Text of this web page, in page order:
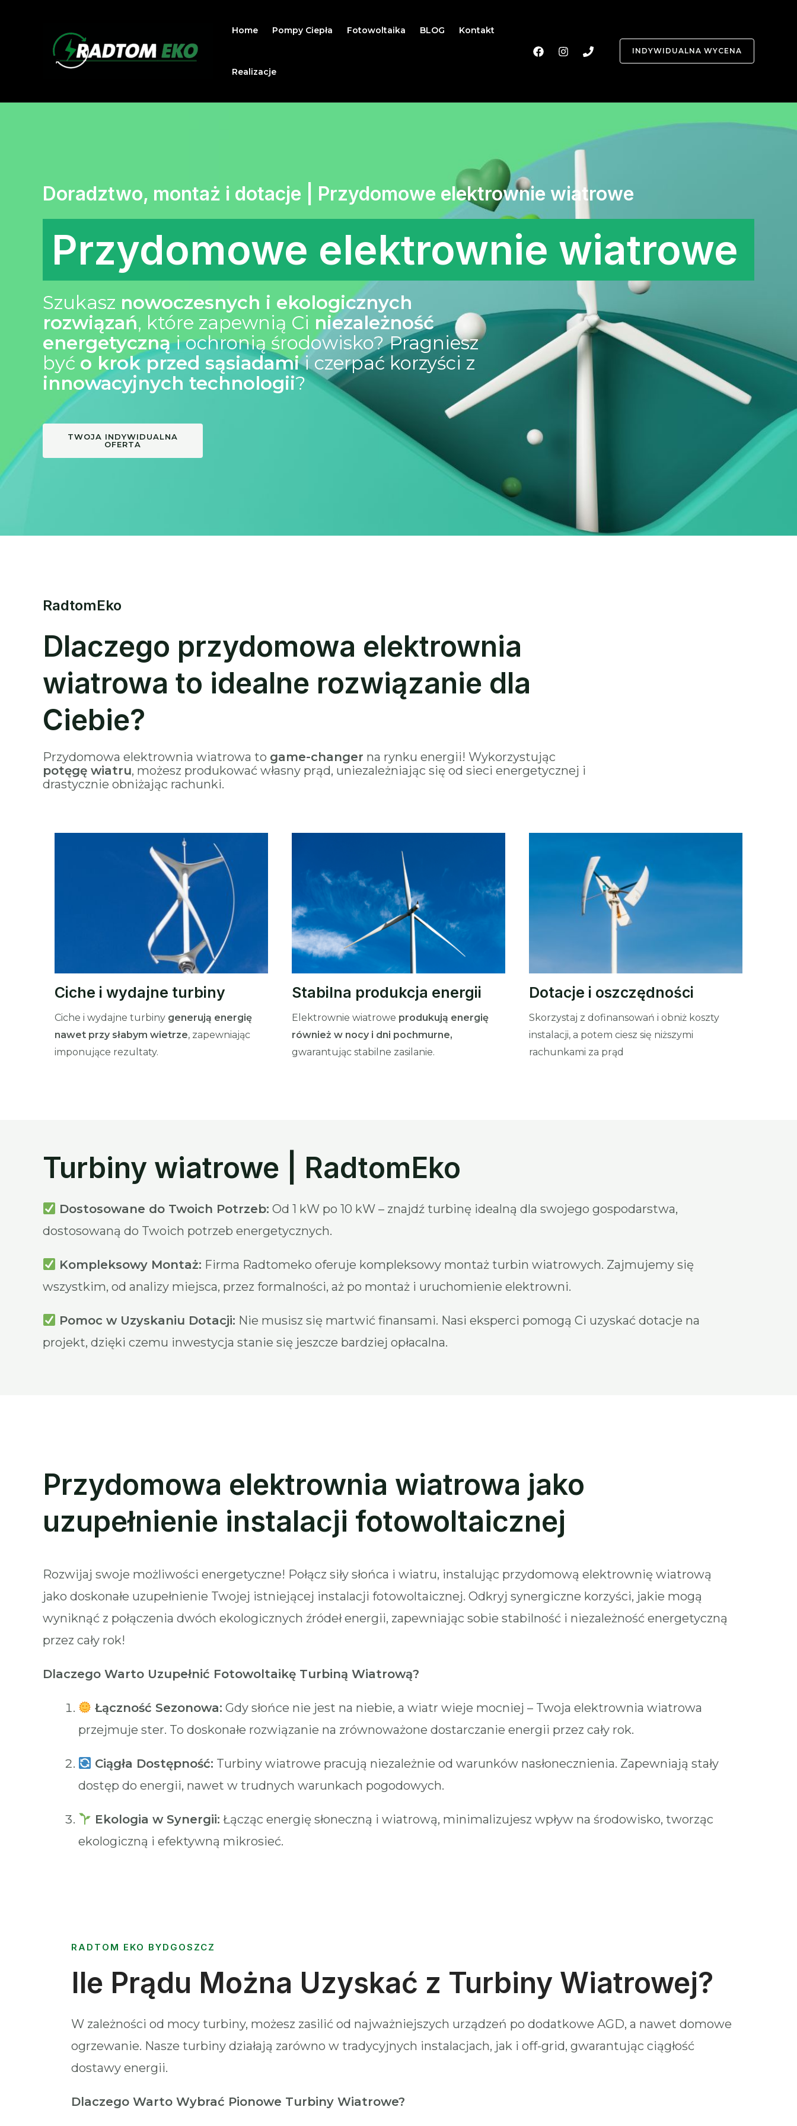
Home Pompy Ciepła Fotowoltaika BLOG Kontakt
Realizacje
INDYWIDUALNA WYCENA
Doradztwo, montaż i dotacje | Przydomowe elektrownie wiatrowe
Przydomowe elektrownie wiatrowe​
Szukasz nowoczesnych i ekologicznych
rozwiązań, które zapewnią Ci niezależność
energetycznąi ochronią środowisko? Pragniesz
być o krok przed sąsiadamii czerpać korzyści z
innowacyjnych technologii?
TWOJA INDYWIDUALNA
OFERTA
RadtomEko
Dlaczego przydomowa elektrownia
wiatrowa to idealne rozwiązanie dla
Ciebie?
Przydomowa elektrownia wiatrowa to game-changer na rynku energii! Wykorzystując
potęgę wiatru, możesz produkować własny prąd, uniezależniając się od sieci energetycznej i
drastycznie obniżając rachunki.
Ciche i wydajne turbiny
Ciche i wydajne turbiny generują energię
nawet przy słabym wietrze, zapewniając
imponujące rezultaty.
Stabilna produkcja energii
Elektrownie wiatrowe produkują energię
również w nocy i dni pochmurne,
gwarantując stabilne zasilanie.
Dotacje i oszczędności
Skorzystaj z dofinansowań i obniż koszty
instalacji, a potem ciesz się niższymi
rachunkami za prąd
Turbiny wiatrowe | RadtomEko
Dostosowane do Twoich Potrzeb: Od 1 kW po 10 kW – znajdź turbinę idealną dla swojego gospodarstwa,
dostosowaną do Twoich potrzeb energetycznych.
Kompleksowy Montaż: Firma Radtomeko oferuje kompleksowy montaż turbin wiatrowych. Zajmujemy się
wszystkim, od analizy miejsca, przez formalności, aż po montaż i uruchomienie elektrowni.
Pomoc w Uzyskaniu Dotacji: Nie musisz się martwić finansami. Nasi eksperci pomogą Ci uzyskać dotacje na
projekt, dzięki czemu inwestycja stanie się jeszcze bardziej opłacalna.
Przydomowa elektrownia wiatrowa jako
uzupełnienie instalacji fotowoltaicznej
Rozwijaj swoje możliwości energetyczne! Połącz siły słońca i wiatru, instalując przydomową elektrownię wiatrową
jako doskonałe uzupełnienie Twojej istniejącej instalacji fotowoltaicznej. Odkryj synergiczne korzyści, jakie mogą
wyniknąć z połączenia dwóch ekologicznych źródeł energii, zapewniając sobie stabilność i niezależność energetyczną
przez cały rok!
Dlaczego Warto Uzupełnić Fotowoltaikę Turbiną Wiatrową?
Łączność Sezonowa: Gdy słońce nie jest na niebie, a wiatr wieje mocniej – Twoja elektrownia wiatrowa
przejmuje ster. To doskonałe rozwiązanie na zrównoważone dostarczanie energii przez cały rok.
Ciągła Dostępność: Turbiny wiatrowe pracują niezależnie od warunków nasłonecznienia. Zapewniają stały
dostęp do energii, nawet w trudnych warunkach pogodowych.
Ekologia w Synergii: Łącząc energię słoneczną i wiatrową, minimalizujesz wpływ na środowisko, tworząc
ekologiczną i efektywną mikrosieć.
RADTOM EKO BYDGOSZCZ
Ile Prądu Można Uzyskać z Turbiny Wiatrowej?
W zależności od mocy turbiny, możesz zasilić od najważniejszych urządzeń po dodatkowe AGD, a nawet domowe
ogrzewanie. Nasze turbiny działają zarówno w tradycyjnych instalacjach, jak i off-grid, gwarantując ciągłość
dostawy energii.
Dlaczego Warto Wybrać Pionowe Turbiny Wiatrowe?